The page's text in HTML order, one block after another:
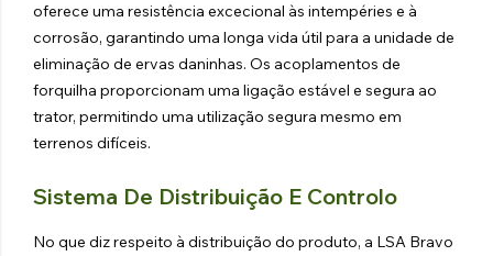
oferece uma resistência excecional às intempéries e à
corrosão, garantindo uma longa vida útil para a unidade de
eliminação de ervas daninhas. Os acoplamentos de
forquilha proporcionam uma ligação estável e segura ao
trator, permitindo uma utilização segura mesmo em
terrenos difíceis.
Sistema De Distribuição E Controlo
No que diz respeito à distribuição do produto, a LSA Bravo